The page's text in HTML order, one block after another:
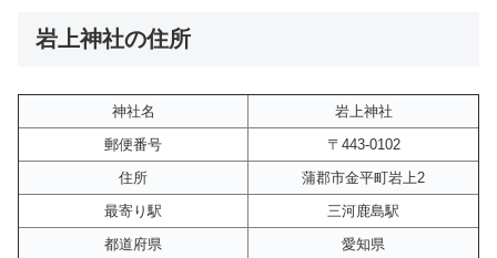
岩上神社の住所
神社名
岩上神社
郵便番号
〒443-0102
住所
蒲郡市金平町岩上2
最寄り駅
三河鹿島駅
都道府県
愛知県